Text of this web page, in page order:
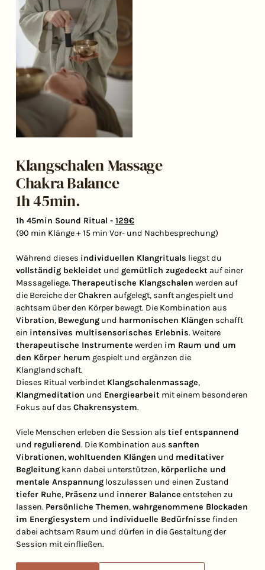
Klangschalen Massage
Chakra Balance
1h 45min.
1h 45min Sound Ritual - 129€
(90 min Klänge + 15 min Vor- und Nachbesprechung)
Während dieses individuellen Klangrituals liegst du
vollständig bekleidetund gemütlich zugedecktauf einer
Massageliege. Therapeutische Klangschalen werden auf
die Bereiche derChakren aufgelegt, sanft angespielt und
achtsam über den Körper bewegt. Die Kombination aus
Vibration, Bewegungund harmonischen Klängen schafft
ein intensives multisensorisches Erlebnis. Weitere
therapeutische Instrumente werden im Raum und um
den Körper herum gespielt und ergänzen die
Klanglandschaft.
Dieses Ritual verbindet Klangschalenmassage,
Klangmeditation und Energiearbeitmit einem besonderen
Fokus auf das Chakrensystem.
Viele Menschen erleben die Session als tief entspannend
und regulierend. Die Kombination aus sanften
Vibrationen,wohltuenden Klängen und meditativer
Begleitungkann dabei unterstützen, körperliche und
mentale Anspannungloszulassen und einen Zustand
tiefer Ruhe, Präsenzund innerer Balance entstehen zu
lassen. Persönliche Themen,wahrgenommene Blockaden
im Energiesystem und individuelle Bedürfnisse finden
dabei achtsam Raum und dürfen in die Gestaltung der
Session mit einfließen.